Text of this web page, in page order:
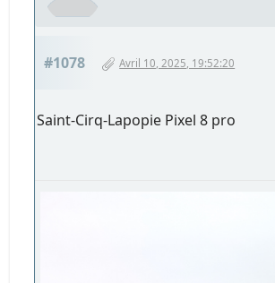
#1078 Avril 10, 2025, 19:52:20
Saint-Cirq-Lapopie Pixel 8 pro